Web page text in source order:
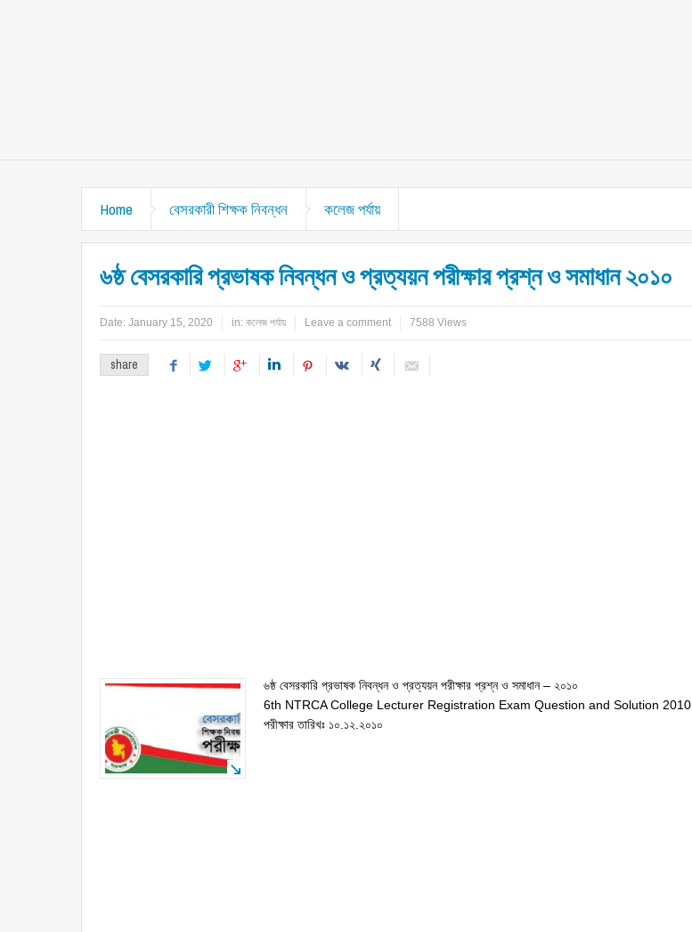
Home বেসরকারী শিক্ষক নিবন্ধন কলেজ পর্যায়
৬ষ্ঠ বেসরকারি প্রভাষক নিবন্ধন ও প্রত্যয়ন পরীক্ষার প্রশ্ন ও সমাধান ২০১০
Date: January 15, 2020 in: কলেজ পর্যায় Leave a comment 7588 Views
share
৬ষ্ঠ বেসরকারি প্রভাষক নিবন্ধন ও প্রত্যয়ন পরীক্ষার প্রশ্ন ও সমাধান – ২০১০
6th NTRCA College Lecturer Registration Exam Question and Solution 2010
পরীক্ষার তারিখঃ ১০.১২.২০১০